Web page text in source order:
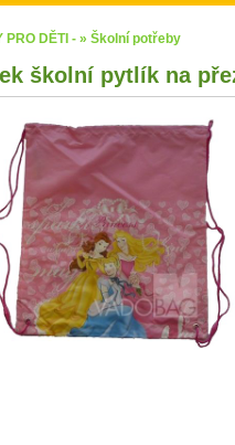
PRO DĚTI - » Školní potřeby
školní pytlík na